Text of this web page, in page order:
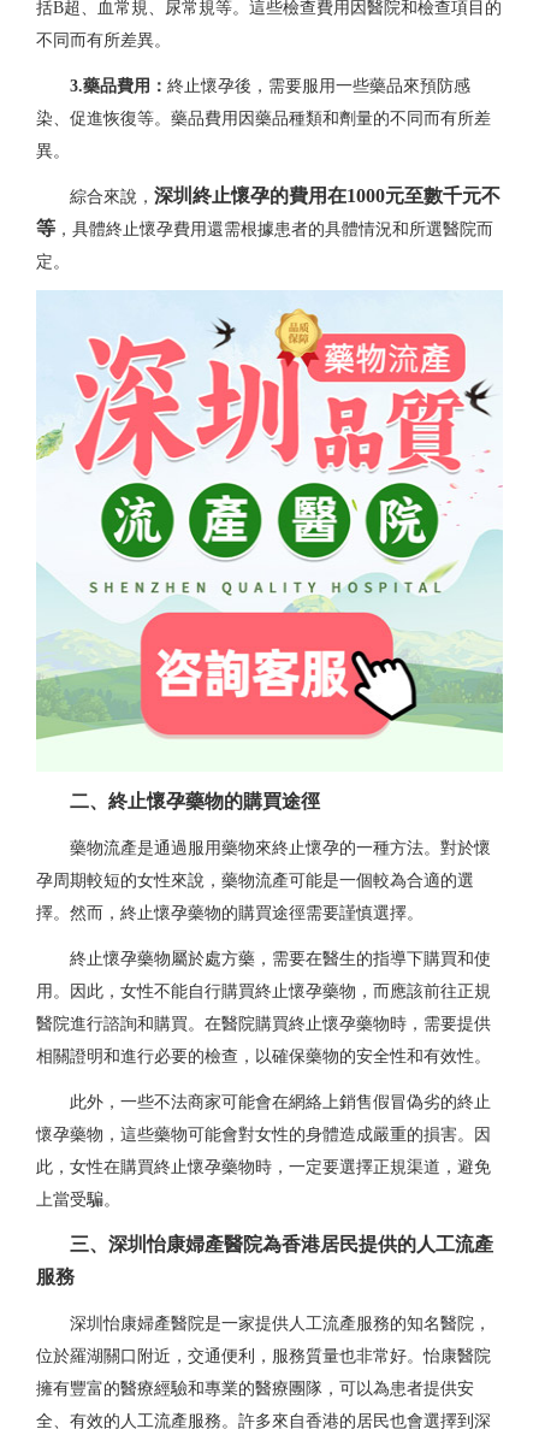
括B超、血常規、尿常規等。這些檢查費用因醫院和檢查項目的
不同而有所差異。
3.藥品費用： 終止懷孕後，需要服用一些藥品來預防感
染、促進恢復等。藥品費用因藥品種類和劑量的不同而有所差
異。
綜合來說， 深圳終止懷孕的費用在1000元至數千元不
等 ，具體終止懷孕費用還需根據患者的具體情況和所選醫院而
定。
二、終止懷孕藥物的購買途徑
藥物流產是通過服用藥物來終止懷孕的一種方法。對於懷
孕周期較短的女性來說，藥物流產可能是一個較為合適的選
擇。然而，終止懷孕藥物的購買途徑需要謹慎選擇。
終止懷孕藥物屬於處方藥，需要在醫生的指導下購買和使
用。因此，女性不能自行購買終止懷孕藥物，而應該前往正規
醫院進行諮詢和購買。在醫院購買終止懷孕藥物時，需要提供
相關證明和進行必要的檢查，以確保藥物的安全性和有效性。
此外，一些不法商家可能會在網絡上銷售假冒偽劣的終止
懷孕藥物，這些藥物可能會對女性的身體造成嚴重的損害。因
此，女性在購買終止懷孕藥物時，一定要選擇正規渠道，避免
上當受騙。
三、深圳怡康婦產醫院為香港居民提供的人工流產
服務
深圳怡康婦產醫院是一家提供人工流產服務的知名醫院，
位於羅湖關口附近，交通便利，服務質量也非常好。怡康醫院
擁有豐富的醫療經驗和專業的醫療團隊，可以為患者提供安
全、有效的人工流產服務。許多來自香港的居民也會選擇到深